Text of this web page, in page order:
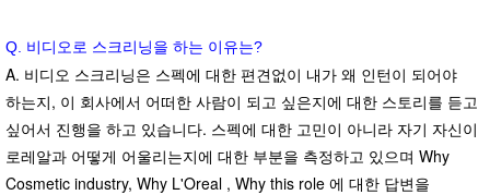
Q. 비디오로 스크리닝을 하는 이유는?
A. 비디오 스크리닝은 스펙에 대한 편견없이 내가 왜 인턴이 되어야
하는지, 이 회사에서 어떠한 사람이 되고 싶은지에 대한 스토리를 듣고
싶어서 진행을 하고 있습니다. 스펙에 대한 고민이 아니라 자기 자신이
로레알과 어떻게 어울리는지에 대한 부분을 측정하고 있으며 Why
Cosmetic industry, Why L'Oreal , Why this role 에 대한 답변을